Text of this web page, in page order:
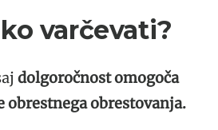
varčevati?
dolgoročnost omogoča
obrestnega obrestovanja.